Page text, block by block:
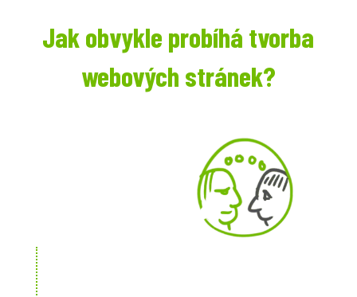
Jak obvykle probíhá tvorba
webových stránek?